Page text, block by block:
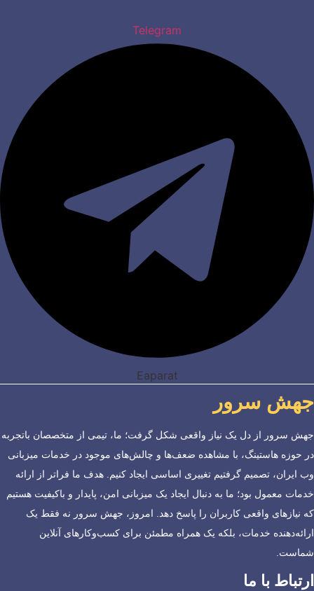
Telegram
Eaparat
جهش سرور
جهش سرور از دل یک نیاز واقعی شکل گرفت؛ ما، تیمی از متخصصان باتجربه
در حوزه هاستینگ، با مشاهده ضعف‌ها و چالش‌های موجود در خدمات میزبانی
وب ایران، تصمیم گرفتیم تغییری اساسی ایجاد کنیم. هدف ما فراتر از ارائه
خدمات معمول بود؛ ما به دنبال ایجاد یک میزبانی امن، پایدار و باکیفیت هستیم
که نیازهای واقعی کاربران را پاسخ دهد. امروز، جهش سرور نه فقط یک
ارائه‌دهنده خدمات، بلکه یک همراه مطمئن برای کسب‌وکارهای آنلاین
شماست.
ارتباط با ما